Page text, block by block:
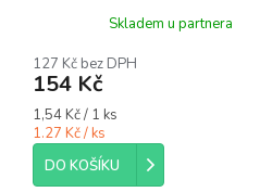
ml bal/100 ks
Skladem u partnera
127 Kč bez DPH
154 Kč
Měrná
cena:
1,54 Kč / 1 ks
1.27 Kč / ks
DO KOŠÍKU